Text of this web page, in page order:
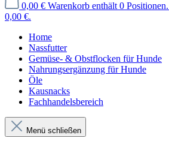
0,00 € Warenkorb enthält 0
0,00 €.
Home
Nassfutter
Gemüse- & Obstflocken für Hunde
Nahrungsergänzung für Hunde
Öle
Kausnacks
Fachhandelsbereich
Menü schließen